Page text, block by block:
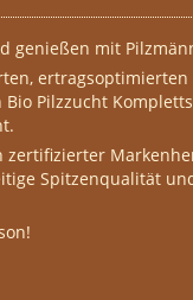
genießen mit
ertragsoptimierten
Pilzzucht
zertifizierter
Spitzenqualität